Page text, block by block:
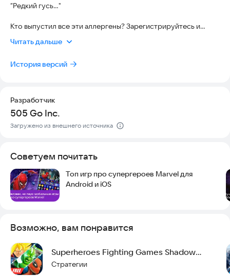
силы для борьбы с противниками. Участвуйте в турнирах
также в эпических сражениях.
известных локациях вселенной, таких как Башня Мстителей,
свое приключение!
”Редкий гусь..."
Кто выпустил все эти аллергены? Зарегистрируйтесь и
ограниченного времени.
Утенок Говард привел своих друзей всех форм и размеров в
Играйте со своими любимыми друзьями-суперживотными и
зарабатывайте ежедневные игровые жетоны в течение
ограниченного времени!
MPQ 323
Читать дальше
История версий
Разработчик
505 Go Inc.
Загружено из внешнего источника
Советуем почитать
Топ игр про супергероев Marvel для
Android и iOS
Возможно, вам понравится
Superheroes Fighting Games Shadow
Battle
Стратегии